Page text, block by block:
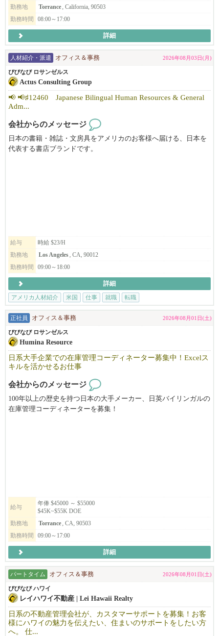
勤務地 Torrance, California, 90503
勤務時間
08:00～17:00
詳細
人材紹介・派遣 オフィス＆事務 2026年08月03日(月)
びびなび ロサンゼルス
Actus Consulting Group
📢 📢♯12460 Japanese Bilingual Human Resources & General
Adm...
会社からのメッセージ
日本の書籍・雑誌・文房具をアメリカのお客様へ届ける、日本を
代表する書店ブランドです。
給与
時給 $23/H
勤務地
Los Angeles, CA, 90012
勤務時間
09:00～18:00
詳細
アメリカ人材紹介
米国 仕事 就職 転職
正社員 オフィス＆事務 2026年08月01日(土)
びびなび ロサンゼルス
Humina Resource
日系大手企業での在庫管理コーディネーター募集中！Excelス
キルを活かせるお仕事
会社からのメッセージ
100年以上の歴史を持つ日本の大手メーカー、日英バイリンガルの
在庫管理コーディネーターを募集！
今回の募集では、Excelを使用したデータ管理が得意な方にオスス
メ。
給与
年俸 $45000 ～ $55000
$45K~$55K DOE
勤務地
Torrance , CA, 90503
勤務時間
09:00～17:00
詳細
パートタイム オフィス＆事務 2026年08月01日(土)
びびなび ハワイ
レイハワイ不動産 | Lei Hawaii Realty
日系の不動産管理会社が、カスタマーサポートを募集！お客
様にハワイの魅力を伝えたい、住まいのサポートをしたい方
へ。 仕...